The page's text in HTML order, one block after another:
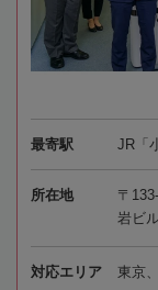
最寄駅 JR「
所在地
〒
岩ビ
対応エリア 東京